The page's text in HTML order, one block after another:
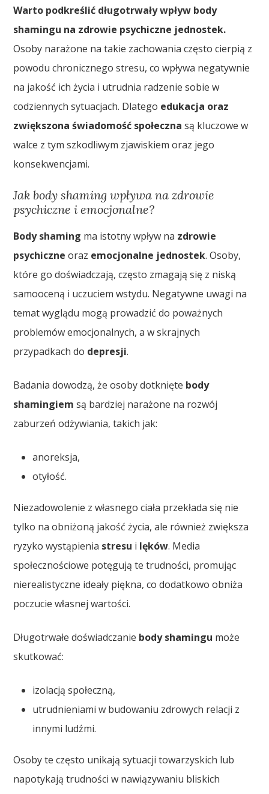
Warto podkreślić długotrwały wpływ body
shamingu na zdrowie psychiczne jednostek.
Osoby narażone na takie zachowania często cierpią z
powodu chronicznego stresu, co wpływa negatywnie
na jakość ich życia i utrudnia radzenie sobie w
codziennych sytuacjach. Dlatego edukacja oraz
zwiększona świadomość społeczna są kluczowe w
walce z tym szkodliwym zjawiskiem oraz jego
konsekwencjami.
Jak body shaming wpływa na zdrowie
psychiczne i emocjonalne?
Body shaming ma istotny wpływ na zdrowie
psychiczne oraz emocjonalne jednostek. Osoby,
które go doświadczają, często zmagają się z niską
samooceną i uczuciem wstydu. Negatywne uwagi na
temat wyglądu mogą prowadzić do poważnych
problemów emocjonalnych, a w skrajnych
przypadkach do depresji.
Badania dowodzą, że osoby dotknięte body
shamingiem są bardziej narażone na rozwój
zaburzeń odżywiania, takich jak:
anoreksja,
otyłość.
Niezadowolenie z własnego ciała przekłada się nie
tylko na obniżoną jakość życia, ale również zwiększa
ryzyko wystąpienia stresu i lęków. Media
społecznościowe potęgują te trudności, promując
nierealistyczne ideały piękna, co dodatkowo obniża
poczucie własnej wartości.
Długotrwałe doświadczanie body shamingu może
skutkować:
izolacją społeczną,
utrudnieniami w budowaniu zdrowych relacji z
innymi ludźmi.
Osoby te często unikają sytuacji towarzyskich lub
napotykają trudności w nawiązywaniu bliskich